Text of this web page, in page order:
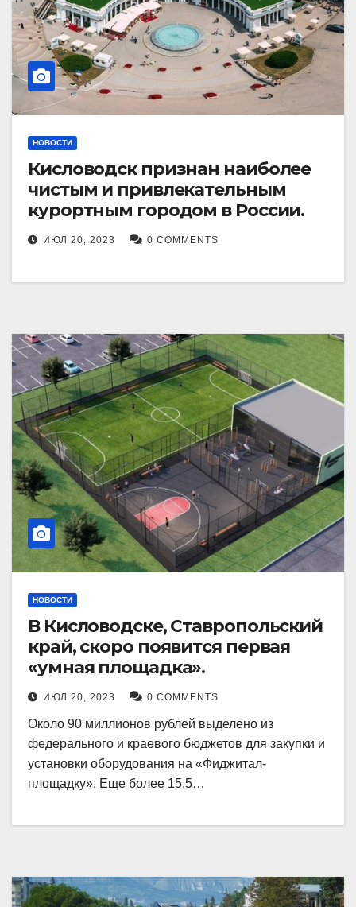
НОВОСТИ
Кисловодск признан наиболее
чистым и привлекательным
курортным городом в России.
ИЮЛ 20, 2023 0 COMMENTS
НОВОСТИ
В Кисловодске, Ставропольский
край, скоро появится первая
«умная площадка».
ИЮЛ 20, 2023 0 COMMENTS
Около 90 миллионов рублей выделено из
федерального и краевого бюджетов для закупки и
установки оборудования на «Фиджитал-
площадку». Еще более 15,5…